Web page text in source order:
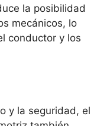
la posibilidad
mecánicos, lo
conductor y los
y la seguridad, el